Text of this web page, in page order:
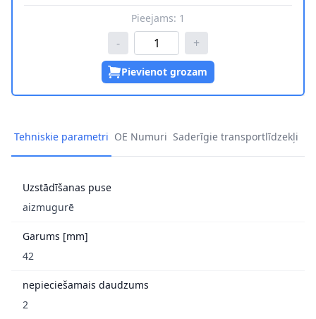
Pieejams: 1
- +
Pievienot grozam
Tehniskie parametri OE Numuri Saderīgie transportlīdzekļi
Uzstādīšanas puse
aizmugurē
Garums [mm]
42
nepieciešamais daudzums
2